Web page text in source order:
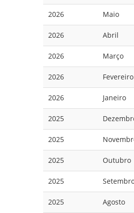
2026 Maio
2026 Abril
2026 Março
2026 Fevereiro
2026 Janeiro
2025
2025
2025 Outubro
2025
2025 Agosto